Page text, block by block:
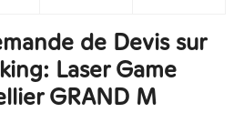
de Devis sur
Laser Game
GRAND M